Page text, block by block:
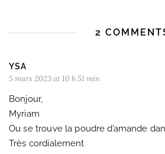
2
YSA
5 mars 2023 at 10 h 51 min
Bonjour,
Myriam
Ou se trouve la poudre d’amande
Très cordialement